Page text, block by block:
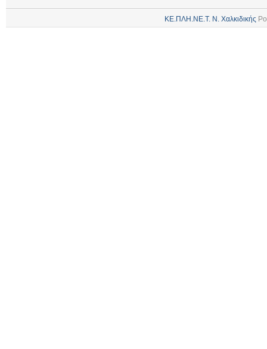
ΚΕ.ΠΛΗ.ΝΕ.Τ. Ν. Χαλκιδικής